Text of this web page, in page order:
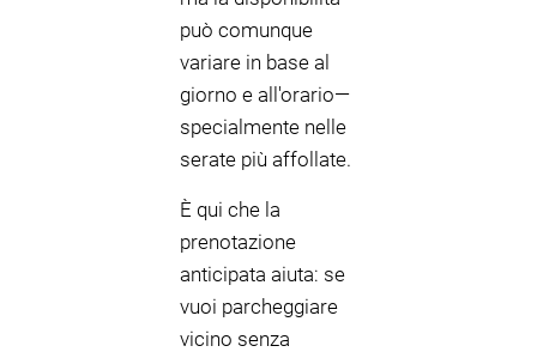
può comunque
variare in base al
giorno e all'orario—
specialmente nelle
serate più affollate.
È qui che la
prenotazione
anticipata aiuta: se
vuoi parcheggiare
vicino senza